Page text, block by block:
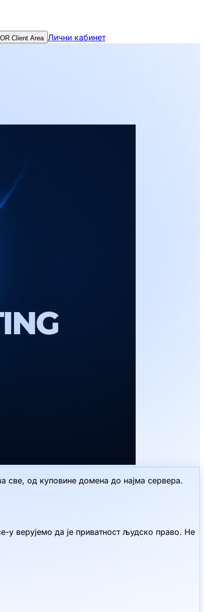
Client Area Лични кабинет
све, од куповине домена до најма сервера.
у верујемо да је приватност људско право. Не